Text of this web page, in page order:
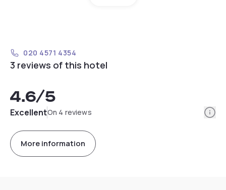
020 4571 4354
3 reviews of this hotel
4.6/5
ExcellentOn 4 reviews
More information